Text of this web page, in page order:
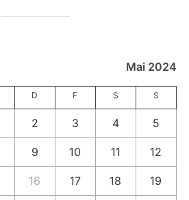
Mai 2024
D F S S
2 3 4 5
9 10 11 12
16 17 18 19